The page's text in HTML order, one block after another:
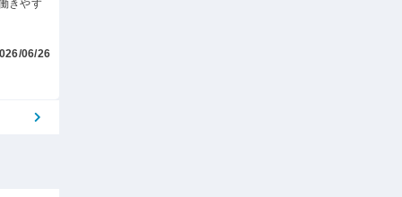
きやす
06/26